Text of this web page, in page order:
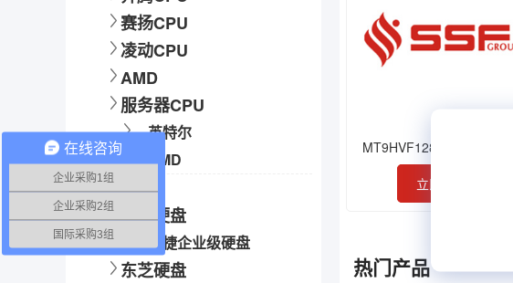
赛扬CPU
凌动CPU
AMD
服务器CPU
英特尔
AMD
硬盘
希捷硬盘
希捷企业级硬盘
东芝硬盘
MT9HVF12872PKZ-80EM1
立即询价
热门产品
在线咨询
企业采购1组
企业采购2组
国际采购3组